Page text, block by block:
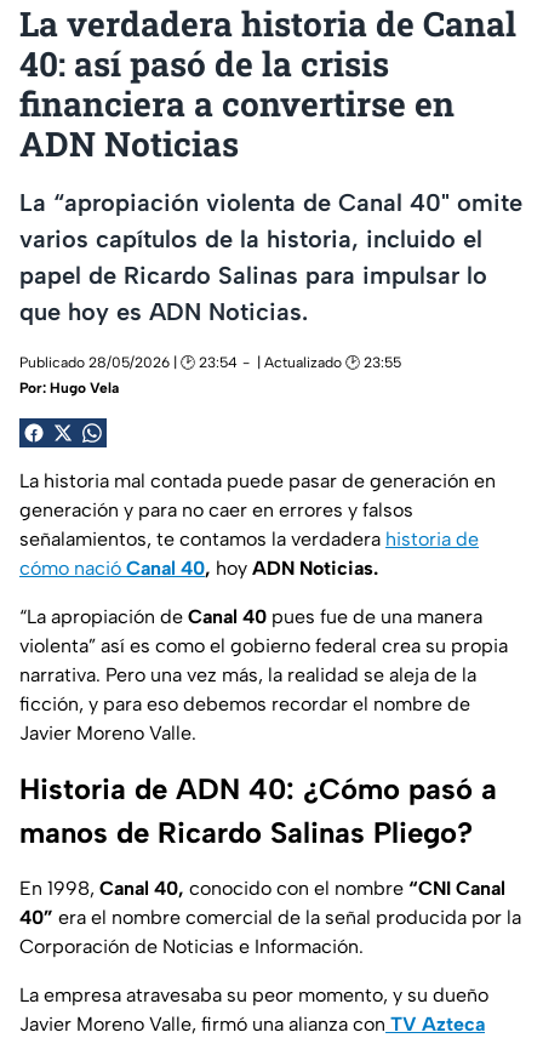
La verdadera historia de Canal
40: así pasó de la crisis
financiera a convertirse en
ADN Noticias
La “apropiación violenta de Canal 40" omite
varios capítulos de la historia, incluido el
papel de Ricardo Salinas para impulsar lo
que hoy es ADN Noticias.
Publicado 28/05/2026 | 🕑 23:54
| Actualizado 🕑 23:55
Por: Hugo Vela
La historia mal contada puede pasar de generación en
generación y para no caer en errores y falsos
señalamientos, te contamos la verdadera historia de
cómo nació Canal 40, hoy ADN Noticias.
“La apropiación de Canal 40 pues fue de una manera
violenta” así es como el gobierno federal crea su propia
narrativa. Pero una vez más, la realidad se aleja de la
ficción, y para eso debemos recordar el nombre de
Javier Moreno Valle.
Historia de ADN 40: ¿Cómo pasó a
manos de Ricardo Salinas Pliego?
En 1998, Canal 40, conocido con el nombre “CNI Canal
40” era el nombre comercial de la señal producida por la
Corporación de Noticias e Información.
La empresa atravesaba su peor momento, y su dueño
Javier Moreno Valle, firmó una alianza con TV Azteca